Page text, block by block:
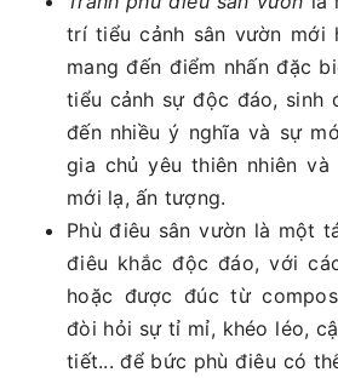
trí tiểu cảnh sân vườn mới
mang đến điểm nhấn đặc
tiểu cảnh sự độc đáo, sinh
đến nhiều ý nghĩa và sự
gia chủ yêu thiên nhiên
mới lạ, ấn tượng.
Phù điêu sân vườn là một
điêu khắc độc đáo, với
hoặc được đúc từ
đòi hỏi sự tỉ mỉ, khéo léo,
tiết... để bức phù điêu có